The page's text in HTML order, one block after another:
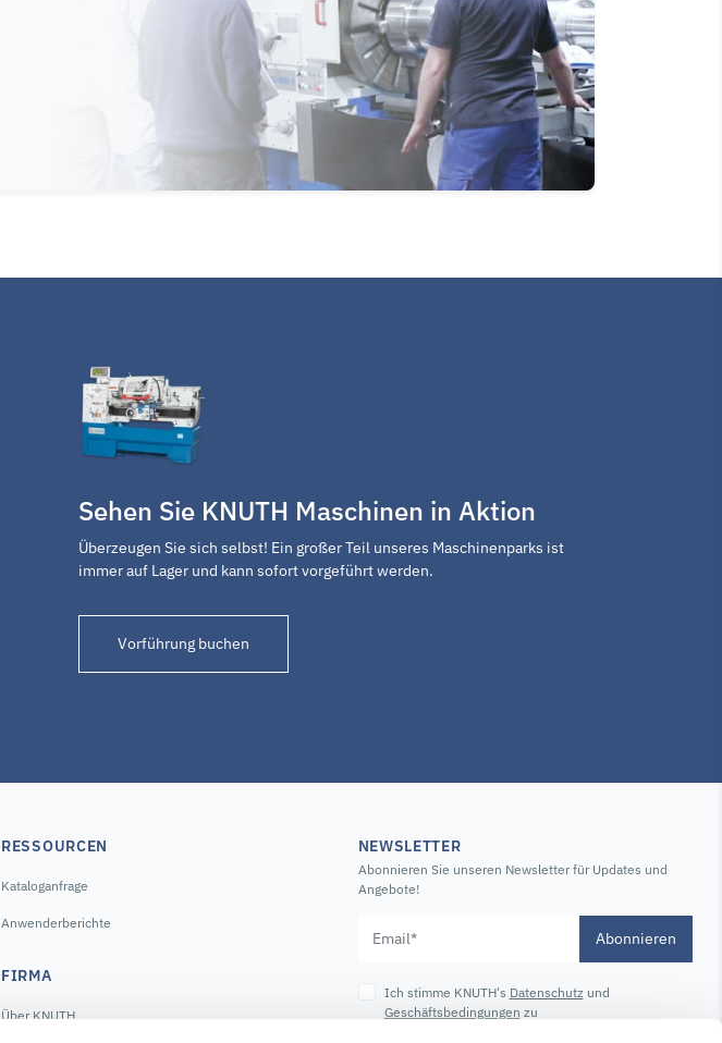
Sehen Sie KNUTH Maschinen in Aktion
Überzeugen Sie sich selbst! Ein großer Teil unseres Maschinenparks ist
immer auf Lager und kann sofort vorgeführt werden.
Vorführung buchen
RESSOURCEN
Kataloganfrage
Anwenderberichte
FIRMA
Über KNUTH
NEWSLETTER
Abonnieren Sie unseren Newsletter für Updates und
Angebote!
Abonnieren
Ich stimme KNUTH's Datenschutzund
Geschäftsbedingungen zu